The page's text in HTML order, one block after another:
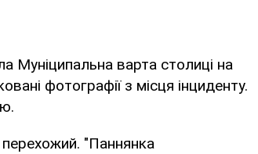
Муніципальна варта столиці на
фотографії з місця інциденту.
перехожий. "Паннянка